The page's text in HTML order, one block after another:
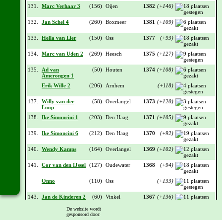
131. Marc Verhaar 3 (156) Oijen 1382 (+146)
132. Jan Schel 4 (260) Boxmeer 1381 (+109)
133. Hella van Lier (150) Oss 1377 (+93)
134. Marc van Uden 2 (269) Heesch 1375 (+127)
135.
Ad van
Amerongen 1
(50) Houten 1374 (+108)
Erik Wille 2 (206) Arnhem (+118)
137.
Willy van der
Loop
(58) Overlangel 1373 (+120)
138. Ike Simoncini 1 (203) Den Haag 1371 (+105)
139. Ike Simoncini 6 (212) Den Haag 1370 (+92)
140. Wendy Kamps (164) Overlangel 1369 (+102)
141. Cor van den IJssel (127) Oudewater 1368 (+94)
Onno (110) Oss (+133)
143. Jan de Kinderen 2 (60) Vinkel 1367 (+136)
(56)
De website wordt
gesponsord door: